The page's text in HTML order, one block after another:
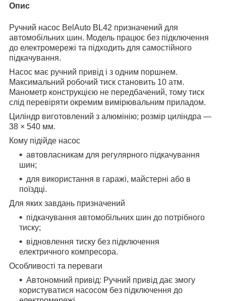
Опис
Ручний насос BelAuto BL42 призначений для
автомобільних шин. Модель працює без підключення
до електромережі та підходить для самостійного
підкачування.
Насос має ручний привід і з одним поршнем.
Максимальний робочий тиск становить 10 атм.
Манометр конструкцією не передбачений, тому тиск
слід перевіряти окремим вимірювальним приладом.
Циліндр виготовлений з алюмінію; розмір циліндра —
38 × 540 мм.
Кому підійде насос
автовласникам для регулярного підкачування
шин;
для використання в гаражі, майстерні або в
поїздці.
Для яких завдань призначений
підкачування автомобільних шин до потрібного
тиску;
відновлення тиску без підключення
електричного компресора.
Особливості та переваги
Автономний привід: Ручний привід дає змогу
користуватися насосом без підключення до